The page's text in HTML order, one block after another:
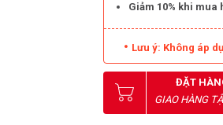
Giảm 10% khi
Lưu ý: Không áp
ĐẶT
GIAO HÀNG